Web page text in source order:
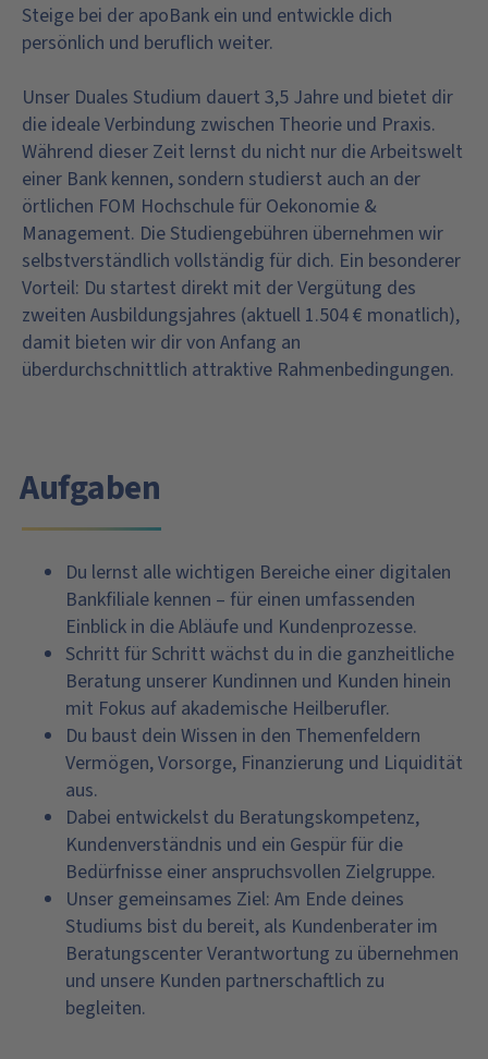
Steige bei der apoBank ein und entwickle dich
persönlich und beruflich weiter.
Unser Duales Studium dauert 3,5 Jahre und bietet dir
die ideale Verbindung zwischen Theorie und Praxis.
Während dieser Zeit lernst du nicht nur die Arbeitswelt
einer Bank kennen, sondern studierst auch an der
örtlichen FOM Hochschule für Oekonomie &
Management. Die Studiengebühren übernehmen wir
selbstverständlich vollständig für dich. Ein besonderer
Vorteil: Du startest direkt mit der Vergütung des
zweiten Ausbildungsjahres (aktuell 1.504 € monatlich),
damit bieten wir dir von Anfang an
überdurchschnittlich attraktive Rahmenbedingungen.
Aufgaben
Du lernst alle wichtigen Bereiche einer digitalen
Bankfiliale kennen – für einen umfassenden
Einblick in die Abläufe und Kundenprozesse.
Schritt für Schritt wächst du in die ganzheitliche
Beratung unserer Kundinnen und Kunden hinein
mit Fokus auf akademische Heilberufler.
Du baust dein Wissen in den Themenfeldern
Vermögen, Vorsorge, Finanzierung und Liquidität
aus.
Dabei entwickelst du Beratungskompetenz,
Kundenverständnis und ein Gespür für die
Bedürfnisse einer anspruchsvollen Zielgruppe.
Unser gemeinsames Ziel: Am Ende deines
Studiums bist du bereit, als Kundenberater im
Beratungscenter Verantwortung zu übernehmen
und unsere Kunden partnerschaftlich zu
begleiten.